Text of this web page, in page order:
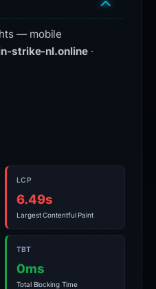
— mobile
strike-nl.online ·
LCP
6.49s
Largest Contentful Paint
TBT
0ms
Total Blocking Time